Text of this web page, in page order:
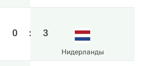
0 : 3
Нидерланды